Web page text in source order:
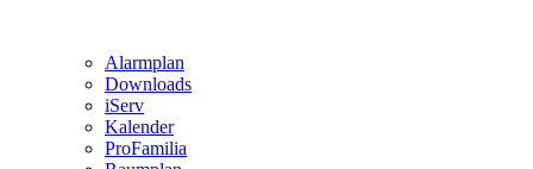
Alarmplan
Downloads
iServ
Kalender
ProFamilia